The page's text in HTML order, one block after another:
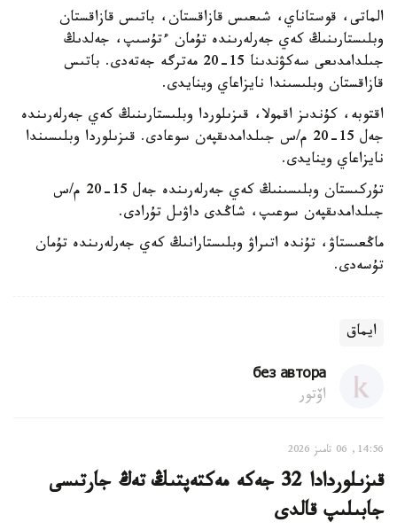
الماتى، قوستاناي، شىعىس قازاقستان، باتىس قازاقستان
وبلىستارىنىڭ كەي جەرلەرىندە تۇمان ءتۇسىپ، جەلدىڭ
جىلدامدىعى سەكۋندىنا 15-20 مەترگە جەتەدى. باتىس
قازاقستان وبلىسىندا نايزاعاي وينايدى.
اقتوبە، كۇندىز اقمولا، قىزىلوردا وبلىستارىنىڭ كەي جەرلەرىندە
جەل 15-20 م/س جىلدامدىقپەن سوعادى. قىزىلوردا وبلىسىندا
نايزاعاي وينايدى.
تۇركىستان وبلىسىنىڭ كەي جەرلەرىندە جەل 15-20 م/س
جىلدامدىقپەن سوعىپ، شاڭدى داۋىل تۇرادى.
ماڭعىستاۋ، تۇندە اتىراۋ وبلىستارانىڭ كەي جەرلەرىندە تۇمان
تۇسەدى.
ايماق
без автора
اۆتور
14:56, 06 تامىز 2026
قىزىلوردادا 32 جەكە مەكتەپتىڭ تەڭ جارتىسى
جابىلىپ قالدى